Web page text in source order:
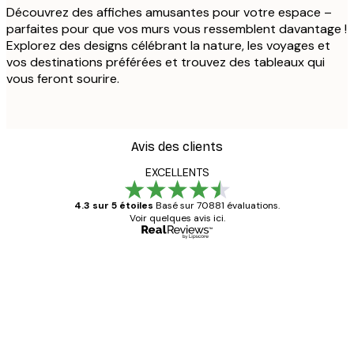
Découvrez des affiches amusantes pour votre espace –
parfaites pour que vos murs vous ressemblent davantage !
Explorez des designs célébrant la nature, les voyages et
vos destinations préférées et trouvez des tableaux qui
vous feront sourire.
Avis des clients
EXCELLENTS
4.3 sur 5 étoiles Basé sur 70881 évaluations.
Voir quelques avis ici.